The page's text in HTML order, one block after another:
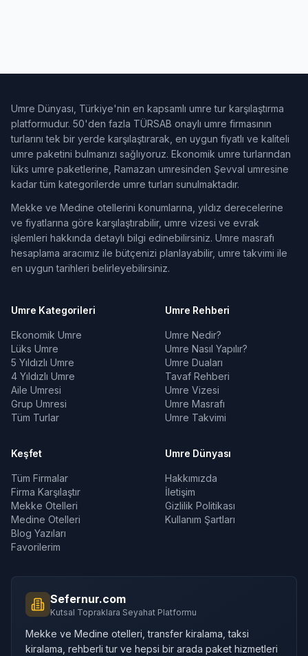
Umre Dünyası, Türkiye'nin en kapsamlı umre tur karşılaştırma
platformudur. 50'den fazla TÜRSAB onaylı umre firmasının
turlarını tek bir yerde karşılaştırarak, en uygun fiyatlı ve kaliteli
umre paketini bulmanızı sağlıyoruz. Ekonomik umre turlarından
lüks umre paketlerine, Ramazan umresinden Şevval umresine
kadar tüm kategorilerde umre turları sunulmaktadır.
Mekke ve Medine otellerini konumlarına, yıldız derecelerine
ve fiyatlarına göre karşılaştırabilir, umre vizesi ve evrak
işlemleri hakkında detaylı bilgi edinebilirsiniz. Umre masrafı
hesaplama aracımız ile bütçenizi planlayabilir, umre takvimi ile
en uygun tarihleri belirleyebilirsiniz.
Umre Kategorileri
Ekonomik Umre
Lüks Umre
5 Yıldızlı Umre
4 Yıldızlı Umre
Aile Umresi
Grup Umresi
Tüm Turlar
Umre Rehberi
Umre Nedir?
Umre Nasıl Yapılır?
Umre Duaları
Tavaf Rehberi
Umre Vizesi
Umre Masrafı
Umre Takvimi
Keşfet
Tüm Firmalar
Firma Karşılaştır
Mekke Otelleri
Medine Otelleri
Blog Yazıları
Favorilerim
Umre Dünyası
Hakkımızda
İletişim
Gizlilik Politikası
Kullanım Şartları
Sefernur.com
Kutsal Topraklara Seyahat Platformu
Mekke ve Medine otelleri, transfer kiralama, taksi
kiralama, rehberli tur ve hepsi bir arada paket hizmetleri